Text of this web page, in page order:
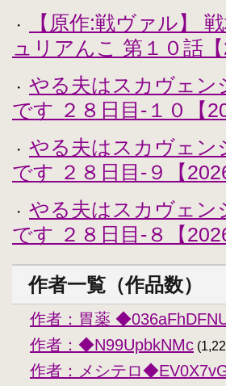
・
【原作:戦ヴァル】
ュリアんこ 第１０話【
・
やる夫はスカヴェン
です ２８日目-１０【
・
やる夫はスカヴェン
です ２８日目-９【
・
やる夫はスカヴェン
です ２８日目-８【
作者一覧（作品数）
作者：胃薬
作者：◆N99UpbkNMc
作者：メシテロ